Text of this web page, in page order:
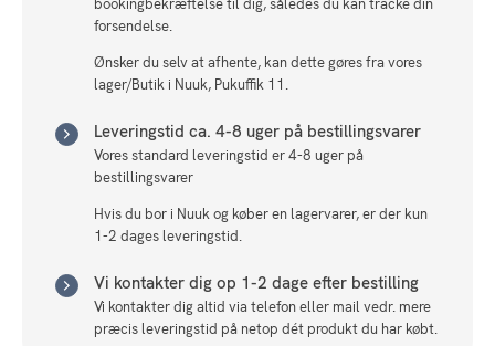
bookingbekræftelse til dig, således du kan tracke din
forsendelse.
Ønsker du selv at afhente, kan dette gøres fra vores
lager/Butik i Nuuk, Pukuffik 11.
Leveringstid ca. 4-8 uger på bestillingsvarer
Vores standard leveringstid er 4-8 uger på
bestillingsvarer
Hvis du bor i Nuuk og køber en lagervarer, er der kun
1-2 dages leveringstid.
Vi kontakter dig op 1-2 dage efter bestilling
Vi kontakter dig altid via telefon eller mail vedr. mere
præcis leveringstid på netop dét produkt du har købt.